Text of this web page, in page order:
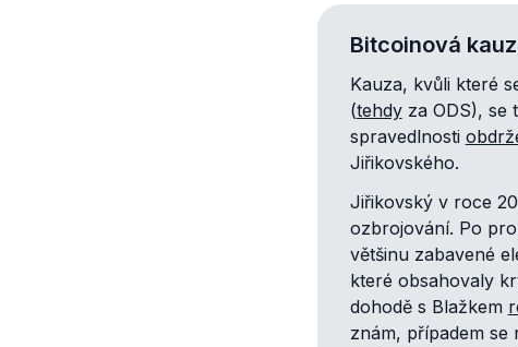
Bitcoinová
Kauza, kvůli které
(tehdyza ODS), se
spravedlnosti
Jiřikovského.
Jiřikovský v roce
ozbrojování. Po
většinu zabavené
které obsahovaly
dohodě s Blažkem
znám, případem se